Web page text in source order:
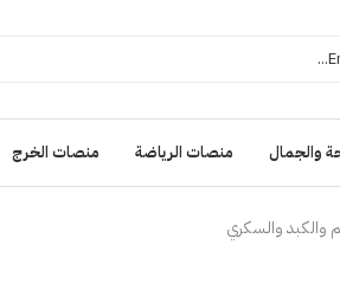
والجمال منصات الرياضة منصات الخرج
والكبد والسكري